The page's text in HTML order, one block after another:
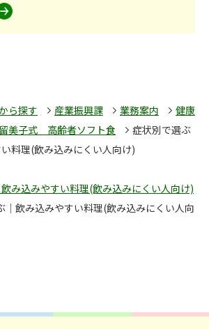
ら探す 産業振興課 業務案内
健康
美子式 高齢者ソフト食
症状別で選ぶ
い料理(飲み込みにくい人向け)
み込みやすい料理(飲み込みにくい人向け)
｜飲み込みやすい料理(飲み込みにくい人向